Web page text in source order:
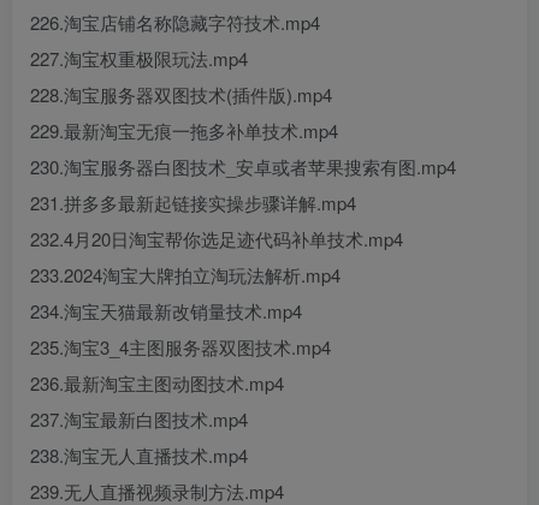
226.淘宝店铺名称隐藏字符技术.mp4
227.淘宝权重极限玩法.mp4
228.淘宝服务器双图技术(插件版).mp4
229.最新淘宝无痕一拖多补单技术.mp4
230.淘宝服务器白图技术_安卓或者苹果搜索有图.mp4
231.拼多多最新起链接实操步骤详解.mp4
232.4月20日淘宝帮你选足迹代码补单技术.mp4
233.2024淘宝大牌拍立淘玩法解析.mp4
234.淘宝天猫最新改销量技术.mp4
235.淘宝3_4主图服务器双图技术.mp4
236.最新淘宝主图动图技术.mp4
237.淘宝最新白图技术.mp4
238.淘宝无人直播技术.mp4
239.无人直播视频录制方法.mp4